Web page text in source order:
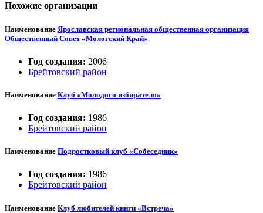
Похожие организации
Наименование Ярославская региональная общественная организация
Общественный Совет «Мологский Край»
Год создания: 2006
Брейтовский район
Наименование Клуб «Молодого избирателя»
Год создания: 1986
Брейтовский район
Наименование Подростковый клуб «Собеседник»
Год создания: 1986
Брейтовский район
Наименование Клуб любителей книги «Встреча»